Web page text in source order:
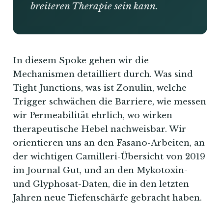
breiteren Therapie sein kann.
In diesem Spoke gehen wir die
Mechanismen detailliert durch. Was sind
Tight Junctions, was ist Zonulin, welche
Trigger schwächen die Barriere, wie messen
wir Permeabilität ehrlich, wo wirken
therapeutische Hebel nachweisbar. Wir
orientieren uns an den Fasano-Arbeiten, an
der wichtigen Camilleri-Übersicht von 2019
im Journal Gut, und an den Mykotoxin-
und Glyphosat-Daten, die in den letzten
Jahren neue Tiefenschärfe gebracht haben.